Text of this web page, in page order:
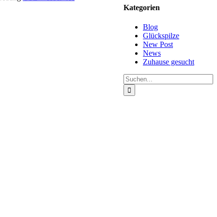
Kategorien
Blog
Glückspilze
New Post
News
Zuhause gesucht
Suche
nach: